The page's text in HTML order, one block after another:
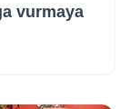
vurmaya